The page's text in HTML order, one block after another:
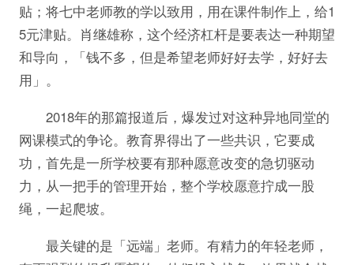
贴；将七中老师教的学以致用，用在课件制作上，给1
5元津贴。肖继雄称，这个经济杠杆是要表达一种期望
和导向，「钱不多，但是希望老师好好去学，好好去
用」。
2018年的那篇报道后，爆发过对这种异地同堂的
网课模式的争论。教育界得出了一些共识，它要成
功，首先是一所学校要有那种愿意改变的急切驱动
力，从一把手的管理开始，整个学校愿意拧成一股
绳，一起爬坡。
最关键的是「远端」老师。有精力的年轻老师，